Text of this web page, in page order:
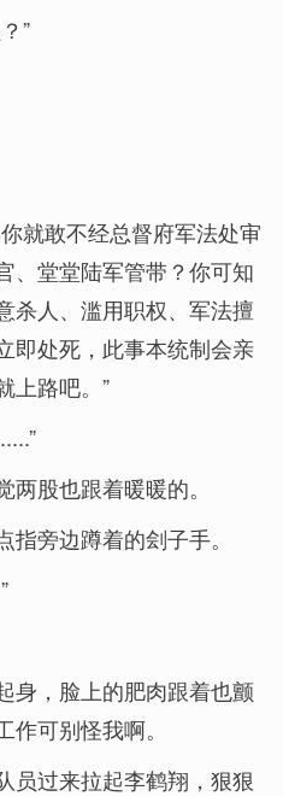
”
就敢不经总督府军法处审
、堂堂陆军管带？你可知
杀人、滥用职权、军法擅
即处死，此事本统制会亲
上路吧。”
股也跟着暖暖的。
旁边蹲着的刽子手。
身，脸上的肥肉跟着也颤
可别怪我啊。
员过来拉起李鹤翔，狠狠